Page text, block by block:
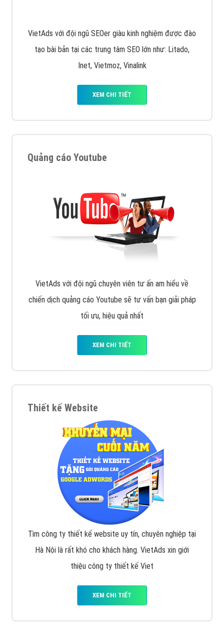
VietAds với đội ngũ SEOer giàu kinh nghiệm được đào
tạo bài bản tại các trung tâm SEO lớn như: Litado,
Inet, Vietmoz, Vinalink
Quảng cáo Youtube
VietAds với đội ngũ chuyên viên tư ấn am hiểu về
chiến dịch quảng cáo Youtube sẽ tư vấn bạn giải pháp
tối ưu, hiệu quả nhất
XEM CHI TIẾT
Thiết kế Website
Tìm công ty thiết kế website uy tín, chuyên nghiệp tại